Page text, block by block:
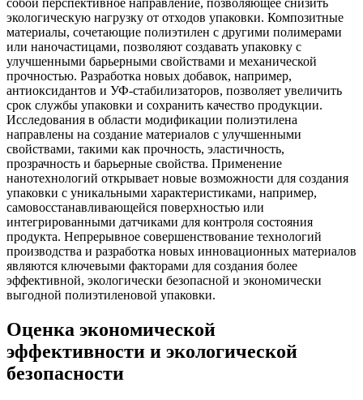
собой перспективное направление, позволяющее снизить
экологическую нагрузку от отходов упаковки. Композитные
материалы, сочетающие полиэтилен с другими полимерами
или наночастицами, позволяют создавать упаковку с
улучшенными барьерными свойствами и механической
прочностью. Разработка новых добавок, например,
антиоксидантов и УФ-стабилизаторов, позволяет увеличить
срок службы упаковки и сохранить качество продукции.
Исследования в области модификации полиэтилена
направлены на создание материалов с улучшенными
свойствами, такими как прочность, эластичность,
прозрачность и барьерные свойства. Применение
нанотехнологий открывает новые возможности для создания
упаковки с уникальными характеристиками, например,
самовосстанавливающейся поверхностью или
интегрированными датчиками для контроля состояния
продукта. Непрерывное совершенствование технологий
производства и разработка новых инновационных материалов
являются ключевыми факторами для создания более
эффективной, экологически безопасной и экономически
выгодной полиэтиленовой упаковки.
Оценка экономической
эффективности и экологической
безопасности